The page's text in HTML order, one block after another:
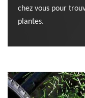
chez vous pour
plantes.